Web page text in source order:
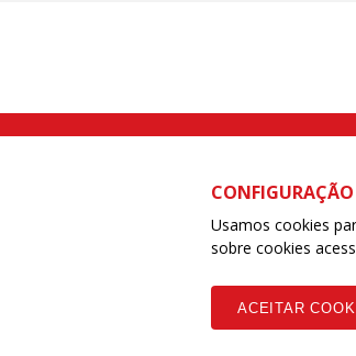
Rua Caetano
Copyleft CUT Central Única dos
Usamos cookies
sobre cookies
ACEITAR